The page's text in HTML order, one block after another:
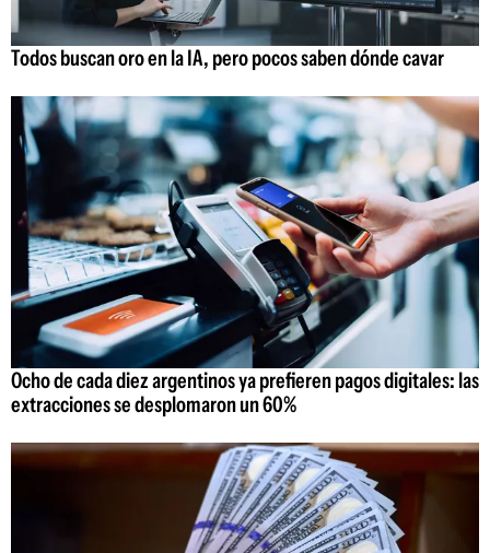
Todos buscan oro en la IA, pero pocos saben dónde cavar
Ocho de cada diez argentinos ya prefieren pagos digitales: las
extracciones se desplomaron un 60%